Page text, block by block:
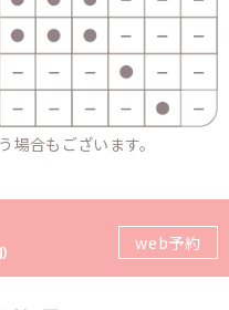
合もございます。
web予約